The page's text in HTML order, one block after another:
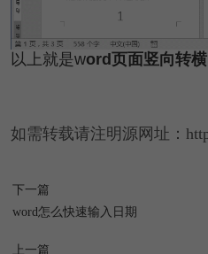
以上就是word页面竖向转
如需转载请注明源网址：
下一篇
word怎么快速输入日期
上一篇